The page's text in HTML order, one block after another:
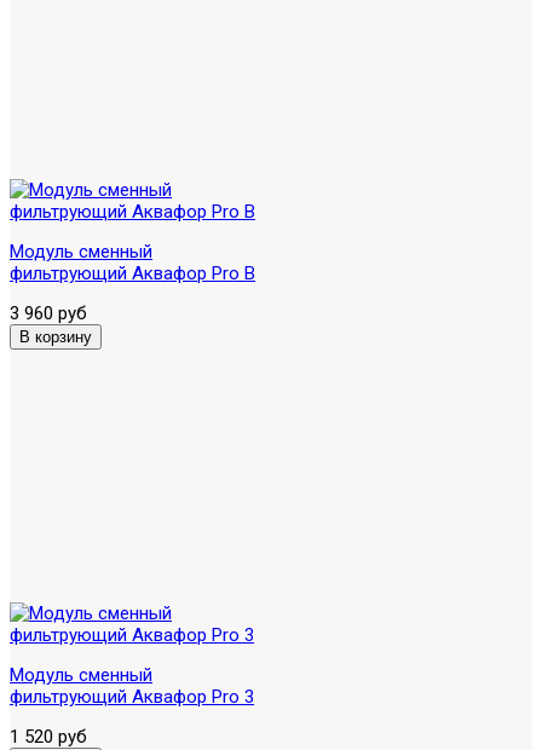
Модуль сменный
фильтрующий Аквафор Pro B
3 960 руб
Модуль сменный
фильтрующий Аквафор Pro 3
1 520 руб